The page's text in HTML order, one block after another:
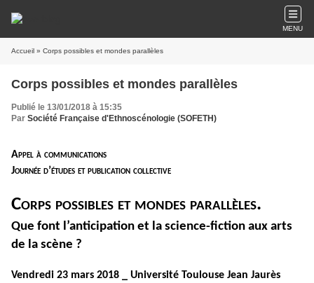
MENU
Accueil » Corps possibles et mondes parallèles
Corps possibles et mondes parallèles
Publié le 13/01/2018 à 15:35
Par Société Française d'Ethnoscénologie (SOFETH)
Appel à communications
Journée d’études et publication collective
Corps possibles et mondes parallèles.
Que font l’anticipation et la science-fiction aux arts
de la scène ?
Vendredi 23 mars 2018 _ Université Toulouse Jean Jaurès